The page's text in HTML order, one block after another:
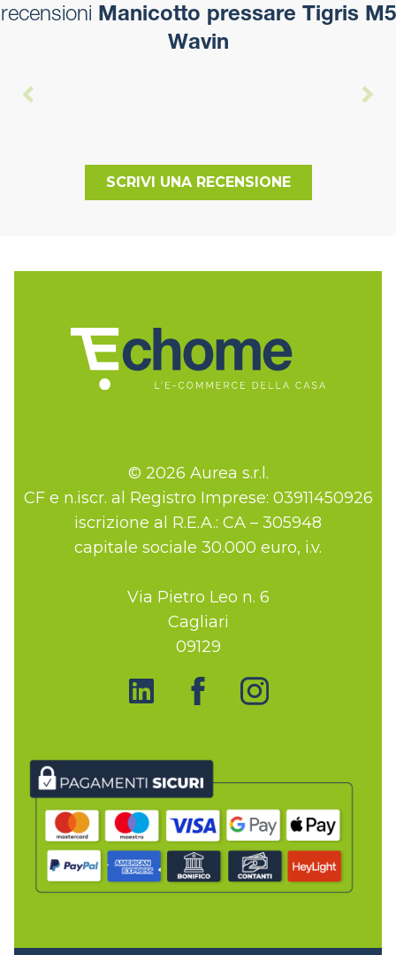
recensioni Manicotto pressare Tigris M5
Wavin
SCRIVI UNA RECENSIONE
© 2026 Aurea s.r.l.
CF e n.iscr. al Registro Imprese: 03911450926
iscrizione al R.E.A.: CA – 305948
capitale sociale 30.000 euro, i.v.
Via Pietro Leo n. 6
Cagliari
09129